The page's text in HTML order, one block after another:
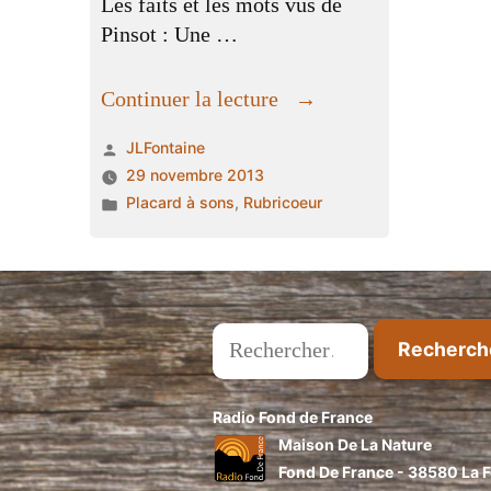
Les faits et les mots vus de
Pinsot : Une …
Continuer la lecture
« Les
de
Pinsot »
Publié
par
JLFontaine
29 novembre 2013
Publié
Placard à sons, Rubricoeur
Rechercher :
Radio Fond de France
Maison De La Nature
Fond De France - 38580 La